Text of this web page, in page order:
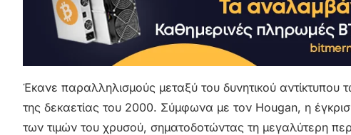
Έκανε παραλληλισμούς μεταξύ του δυνητικού αντίκτυπου
της δεκαετίας του 2000. Σύμφωνα με τον Hougan, η
των τιμών του χρυσού, σηματοδοτώντας τη μεγαλύτερη